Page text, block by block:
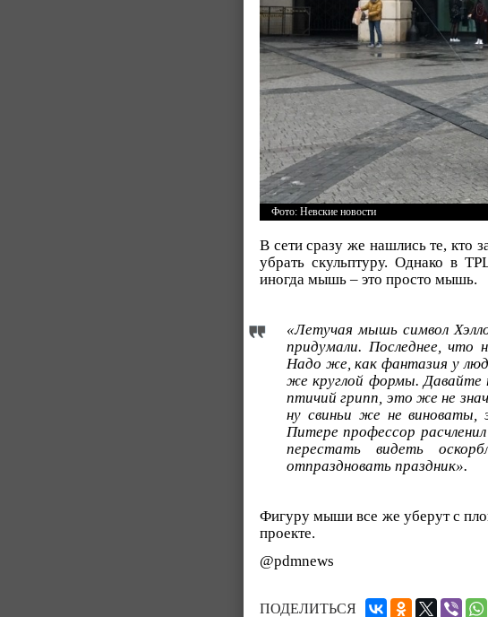
Фото: Невские новости
В сети сразу же нашлись те, кто
убрать скульптуру. Однако в
иногда мышь – это просто мышь.
«Летучая мышь символ
придумали. Последнее, что
Надо же, как фантазия у
же круглой формы. Давайте
птичий грипп, это же не
ну свиньи же не
Питере профессор
перестать видеть
отпраздновать праздник».
Фигуру мыши все же уберут с
проекте.
@pdmnews
ПОДЕЛИТЬСЯ